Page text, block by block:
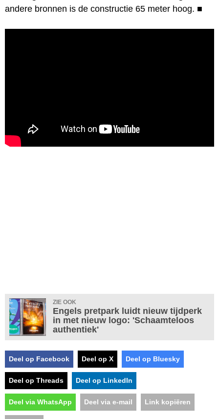
andere bronnen is de constructie 65 meter hoog. ■
ZIE OOK
Engels pretpark luidt nieuw tijdperk
in met nieuw logo: 'Schaamteloos
authentiek'
Deel op Facebook Deel op X Deel op Bluesky
Deel op Threads Deel op LinkedIn
Deel via WhatsApp Deel via e-mail Link kopiëren